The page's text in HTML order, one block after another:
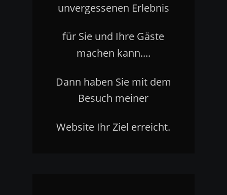
unvergessenen Erlebnis
für Sie und Ihre Gäste
machen kann....
Dann haben Sie mit dem
Besuch meiner
Website Ihr Ziel erreicht.